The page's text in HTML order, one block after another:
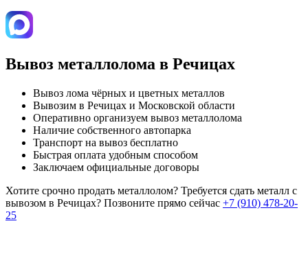
Вывоз металлолома в Речицах
Вывоз лома чёрных и цветных металлов
Вывозим в Речицах и Московской области
Оперативно организуем вывоз металлолома
Наличие собственного автопарка
Транспорт на вывоз бесплатно
Быстрая оплата удобным способом
Заключаем официальные договоры
Хотите срочно продать металлолом? Требуется сдать металл с
вывозом в Речицах? Позвоните прямо сейчас +7 (910) 478-20-
25